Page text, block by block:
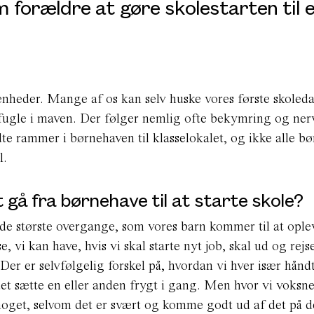
forældre at gøre skolestarten til
Mange af os kan selv huske vores første
i maven. Der følger nemlig ofte bekymring og
rammer i børnehaven til klasselokalet, og ikke alle
fra børnehave til at starte skole?
største overgange, som vores barn kommer til at
vi kan have, hvis vi skal starte nyt job, skal ud og
er selvfølgelig forskel på, hvordan vi hver især
sætte en eller anden frygt i gang. Men hvor vi
selvom det er svært og komme godt ud af det på